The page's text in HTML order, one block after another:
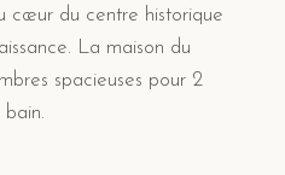
cœur du centre historique
La maison du
spacieuses pour 2
bain.